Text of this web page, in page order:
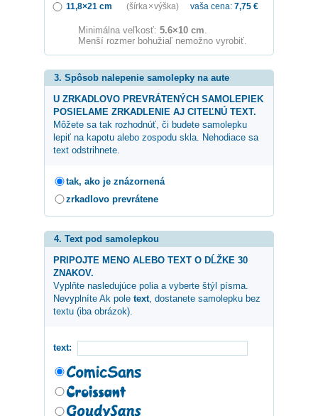
11,8×21 cm
(šírka × výška) vaša cena: 7,75 €
Minimálna veľkosť: 5.6×10 cm.
Menší rozmer bohužiaľ nemožno vyrobiť.
3. Spôsob nalepenie samolepky na aute
U ZRKADLOVO PREVRÁTENÝCH SAMOLEPIEK
POSIELAME ZRKADLENIE AJ CITEĽNÚ TEXT.
Môžete sa tak rozhodnúť, či budete samolepku
lepiť na kapotu alebo zospodu skla. Nehodiace sa
text odstrihnete.
tak, ako je znázornená
zrkadlovo prevrátene
4. Text pod samolepkou
PRIPOJTE MENO ALEBO TEXT O DĹŽKE 30
ZNAKOV.
Vyplňte nasledujúce polia a vyberte štýl písma.
Nevyplníte Ak pole text, dostanete samolepku bez
textu (iba obrázok).
text: